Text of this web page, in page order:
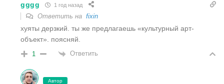
gggg 1 год назад
Ответить на fixin
хуяты дерзкий. ты же предлагаешь «культурный арт-
объект». поясняй.
1 Ответить
Автор